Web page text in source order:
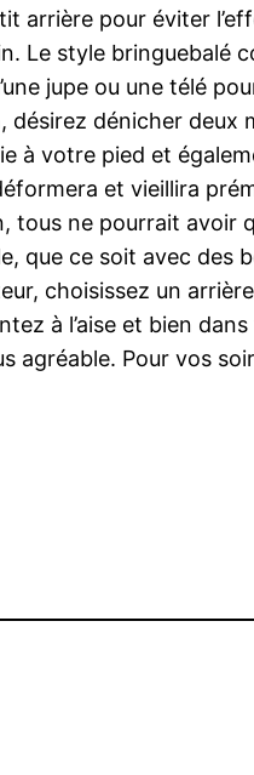
arrière pour éviter
Le style bringuebalé
jupe ou une télé
désirez dénicher deux
à votre pied et
et vieillira
ne pourrait avoir
que ce soit avec des
choisissez un
à l’aise et bien
agréable. Pour vos